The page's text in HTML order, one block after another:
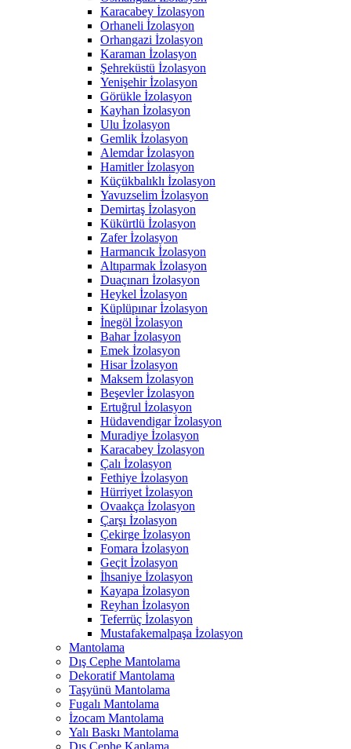
Karacabey İzolasyon
Orhaneli İzolasyon
Orhangazi İzolasyon
Karaman İzolasyon
Şehreküstü İzolasyon
Yenişehir İzolasyon
Görükle İzolasyon
Kayhan İzolasyon
Ulu İzolasyon
Gemlik İzolasyon
Alemdar İzolasyon
Hamitler İzolasyon
Küçükbalıklı İzolasyon
Yavuzselim İzolasyon
Demirtaş İzolasyon
Kükürtlü İzolasyon
Zafer İzolasyon
Harmancık İzolasyon
Altıparmak İzolasyon
Duaçınarı İzolasyon
Heykel İzolasyon
Küplüpınar İzolasyon
İnegöl İzolasyon
Bahar İzolasyon
Emek İzolasyon
Hisar İzolasyon
Maksem İzolasyon
Beşevler İzolasyon
Ertuğrul İzolasyon
Hüdavendigar İzolasyon
Muradiye İzolasyon
Karacabey İzolasyon
Çalı İzolasyon
Fethiye İzolasyon
Hürriyet İzolasyon
Ovaakça İzolasyon
Çarşı İzolasyon
Çekirge İzolasyon
Fomara İzolasyon
Geçit İzolasyon
İhsaniye İzolasyon
Kayapa İzolasyon
Reyhan İzolasyon
Teferrüç İzolasyon
Mustafakemalpaşa İzolasyon
Mantolama
Dış Cephe Mantolama
Dekoratif Mantolama
Taşyünü Mantolama
Fugalı Mantolama
İzocam Mantolama
Yalı Baskı Mantolama